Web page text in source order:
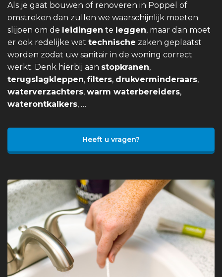
Als je gaat bouwen of renoveren in Poppel of
omstreken dan zullen we waarschijnlijk moeten
slijpen om de leidingen te leggen, maar dan moet
er ook redelijke wat technische zaken geplaatst
worden zodat uw sanitair in de woning correct
werkt. Denk hierbij aan stopkranen,
terugslagkleppen, filters, drukverminderaars,
waterverzachters, warm waterbereiders,
waterontkalkers, …
Heeft u vragen?